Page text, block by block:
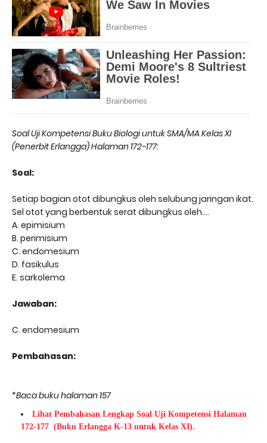
Soal Uji Kompetensi Buku Biologi untuk SMA/MA Kelas XI
(Penerbit Erlangga) Halaman 172-177:
Soal:
Setiap bagian otot dibungkus oleh selubung jaringan ikat.
Sel otot yang berbentuk serat dibungkus oleh....
A. epimisium
B. perimisium
C. endomesium
D. fasikulus
E. sarkolema
Jawaban:
C. endomesium
Pembahasan:
*Baca buku halaman 157
Lihat Pembahasan Lengkap Soal Uji Kompetensi Halaman
172-177 (Buku Erlangga K-13 untuk Kelas XI).